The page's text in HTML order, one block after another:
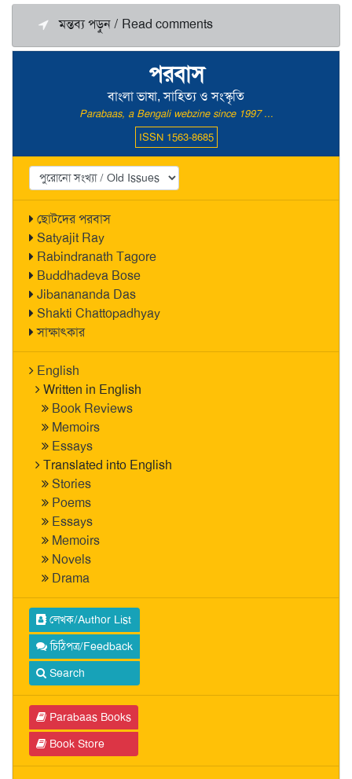
পরবাস
বাংলা ভাষা, সাহিত্য ও সংস্কৃতি
Parabaas, a Bengali webzine since 1997 ...
ISSN 1563-8685
ছোটদের পরবাস
Satyajit Ray
Rabindranath Tagore
Buddhadeva Bose
Jibanananda Das
Shakti Chattopadhyay
সাক্ষাৎকার
English
Written in English
Book Reviews
Memoirs
Essays
Translated into English
Stories
Poems
Essays
Memoirs
Novels
Drama
লেখক/Author List
চিঠিপত্র/Feedback
Search
Parabaas Books
Book Store
মন্তব্য পড়ুন / Read comments